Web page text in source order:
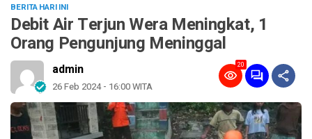
BERITA HARI INI
Debit Air Terjun Wera Meningkat, 1
Orang Pengunjung Meninggal
admin
26 Feb 2024 - 16:00 WITA
20